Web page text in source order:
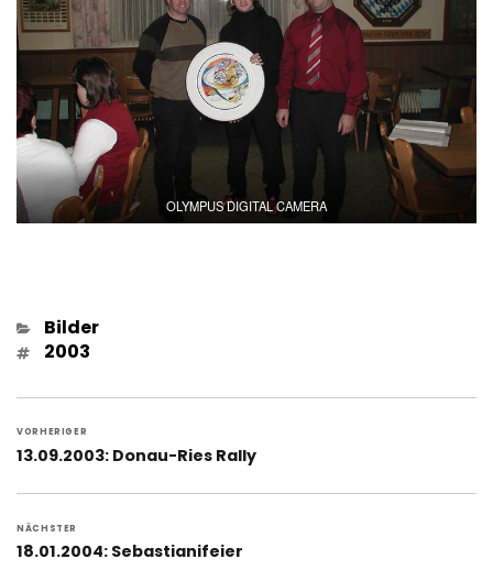
OLYMPUS DIGITAL CAMERA
Kategorien
Bilder
Schlagwörter
2003
Beitragsnavigation
VORHERIGER
Vorheriger
13.09.2003: Donau-Ries Rally
NÄCHSTER
Nächster
18.01.2004: Sebastianifeier